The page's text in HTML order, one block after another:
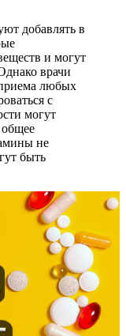
добавлять в
и могут
врачи
любых
с
могут
общее
не
быть